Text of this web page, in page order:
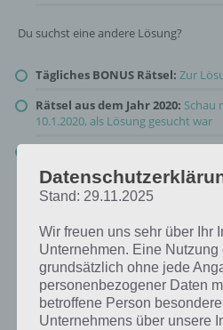
Du suchst eine andere Lösung?
Tägliches BONUS Rätsel: Zur
Rätsel aus dem Jahr 2020: Schau
10.1.2020, als Lösung gesucht war
!
Stand: 29.11.2025
Wir freuen uns sehr über Ihr
Unternehmen. Eine Nutzung
grundsätzlich ohne jede
personenbezogener Daten
betroffene Person
Unternehmens über unsere